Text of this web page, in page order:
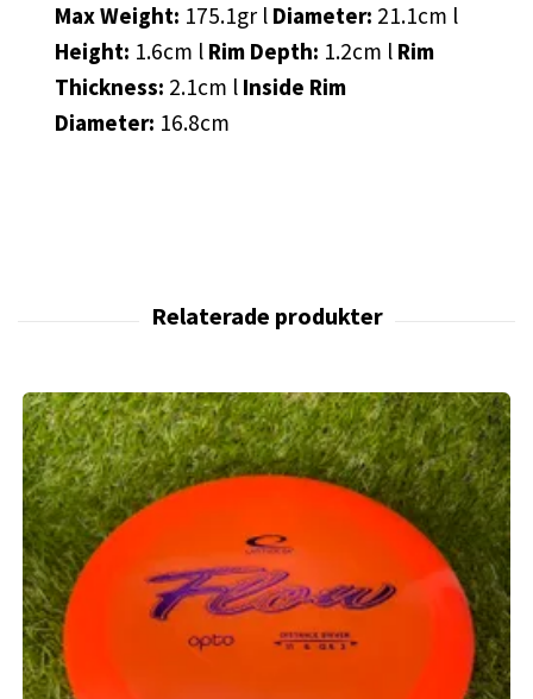
Max Weight: 175.1gr l Diameter: 21.1cm l
Height: 1.6cm l Rim Depth: 1.2cm l Rim
Thickness: 2.1cm l Inside Rim
Diameter: 16.8cm